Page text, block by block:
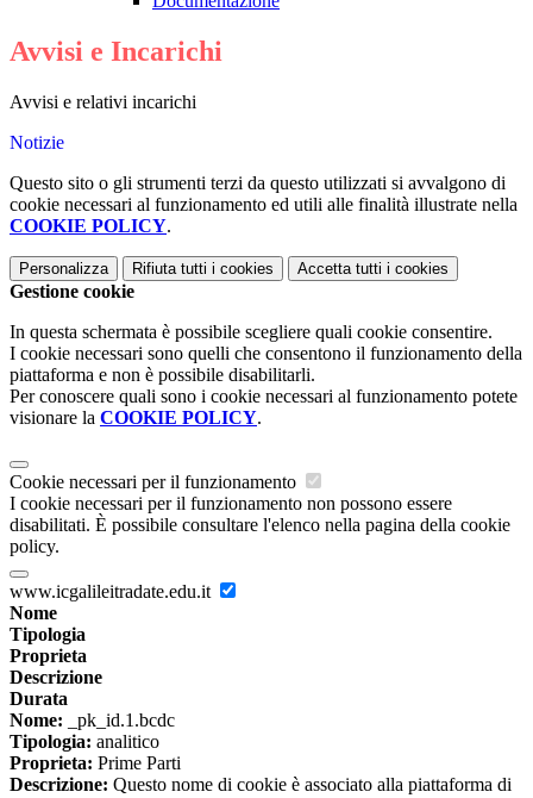
Avvisi e Incarichi
Avvisi e relativi incarichi
Notizie
Questo sito o gli strumenti terzi da questo utilizzati si avvalgono di
cookie necessari al funzionamento ed utili alle finalità illustrate nella
COOKIE POLICY.
Personalizza Rifiuta tutti i cookies Accetta tutti i cookies
Gestione cookie
In questa schermata è possibile scegliere quali cookie consentire.
I cookie necessari sono quelli che consentono il funzionamento della
piattaforma e non è possibile disabilitarli.
Per conoscere quali sono i cookie necessari al funzionamento potete
visionare la COOKIE POLICY.
Cookie necessari per il funzionamento
I cookie necessari per il funzionamento non possono essere
disabilitati. È possibile consultare l'elenco nella pagina della cookie
policy.
www.icgalileitradate.edu.it
Nome
Tipologia
Proprieta
Descrizione
Durata
Nome: _pk_id.1.bcdc
Tipologia: analitico
Proprieta: Prime Parti
Descrizione: Questo nome di cookie è associato alla piattaforma di